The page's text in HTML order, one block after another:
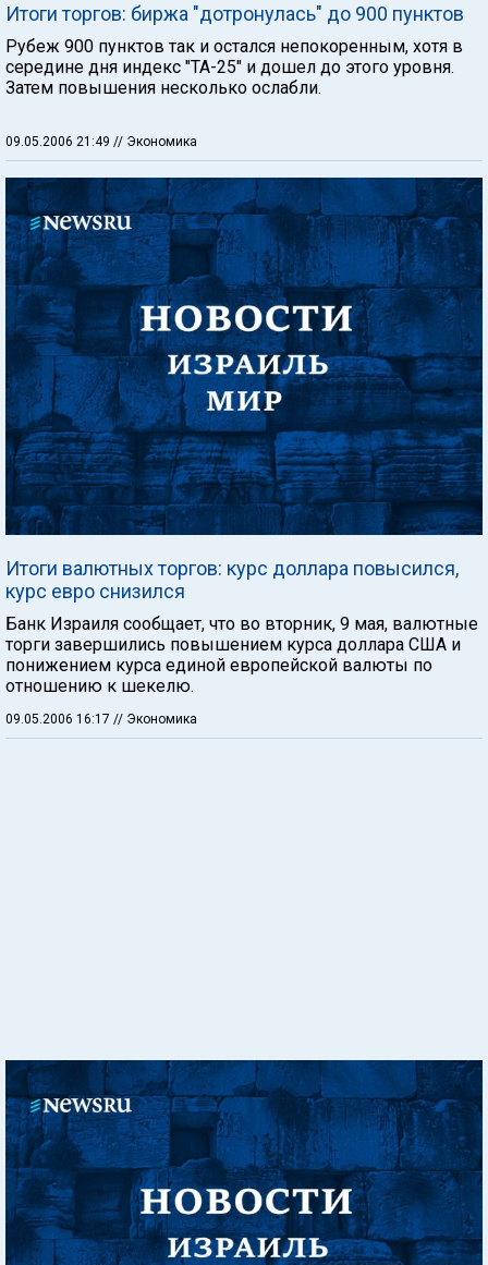
Итоги торгов: биржа "дотронулась" до 900 пунктов
Рубеж 900 пунктов так и остался непокоренным, хотя в
середине дня индекс "ТА-25" и дошел до этого уровня.
Затем повышения несколько ослабли.
09.05.2006 21:49 // Экономика
Итоги валютных торгов: курс доллара повысился,
курс евро снизился
Банк Израиля сообщает, что во вторник, 9 мая, валютные
торги завершились повышением курса доллара США и
понижением курса единой европейской валюты по
отношению к шекелю.
09.05.2006 16:17 // Экономика